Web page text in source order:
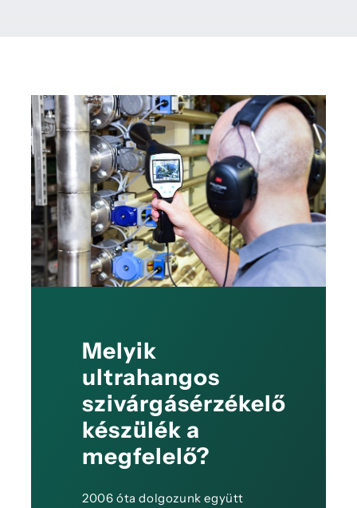
Melyik
ultrahangos
szivárgásérzékelő
készülék a
megfelelő?
2006 óta dolgozunk együtt